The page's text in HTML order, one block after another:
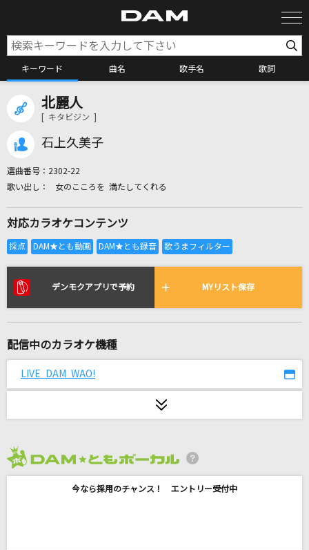
キーワード 曲名 歌手名 歌詞
全国りれき
リアルタイムで歌われている曲の一覧
道
[生音]ORION
北麗人
[ キタビジン ]
石上久美子
選曲番号： 2302-22
女のこころを 満たしてくれる
対応カラオケコンテンツ
デンモクアプリで予約 MYリスト保存
配信中のカラオケ機種
LIVE DAM WAO!
今なら採用のチャンス！ エントリー受付中